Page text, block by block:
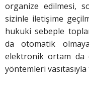
organize edilmesi,
sizinle iletişime
hukuki sebeple
da otomatik
elektronik ortam da
yöntemleri